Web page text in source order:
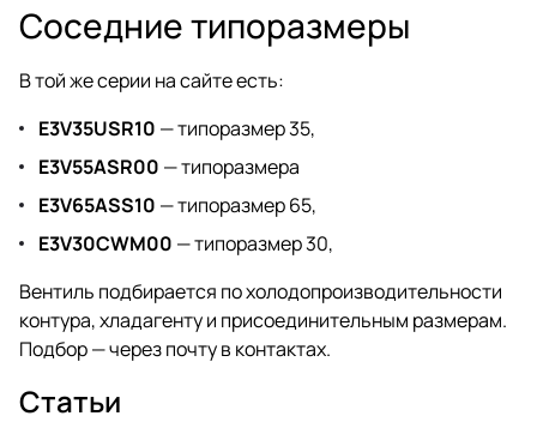
Соседние типоразмеры
В той же серии на сайте есть:
E3V35USR10 — типоразмер 35,
E3V55ASR00 — типоразмера
E3V65ASS10 — типоразмер 65,
E3V30CWM00 — типоразмер 30,
Вентиль подбирается по холодопроизводительности
контура, хладагенту и присоединительным размерам.
Подбор — через почту в контактах.
Статьи